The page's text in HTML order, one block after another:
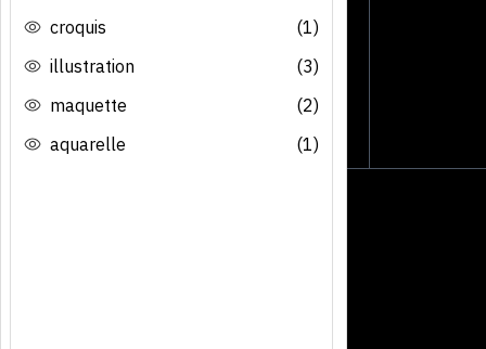
croquis
(1)
illustration
(3)
maquette
(2)
aquarelle
(1)